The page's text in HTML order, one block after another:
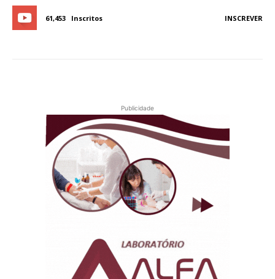
61,453 Inscritos INSCREVER
Publicidade